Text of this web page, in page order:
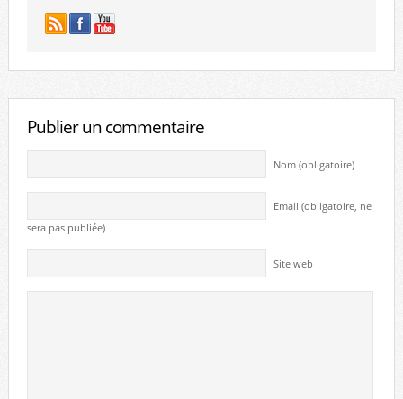
Publier un commentaire
Nom (obligatoire)
Email (obligatoire, ne
sera pas publiée)
Site web